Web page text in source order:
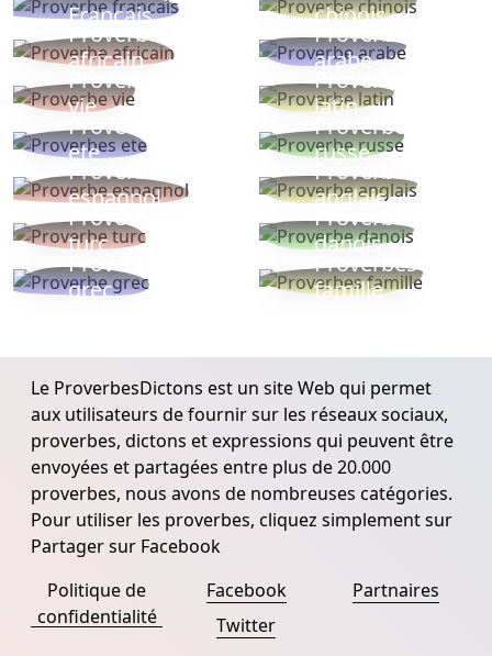
Français
chinois
Proverbe
africain
Proverbe
arabe
Proverbe
vie
Proverbe
latin
Proverbes
ete
Proverbe
russe
Proverbe
espagnol
Proverbe
anglais
Proverbe
turc
Proverbe
danois
Proverbe
grec
Proverbes
famille
Le ProverbesDictons est un site Web qui permet
aux utilisateurs de fournir sur les réseaux sociaux,
proverbes, dictons et expressions qui peuvent être
envoyées et partagées entre plus de 20.000
proverbes, nous avons de nombreuses catégories.
Pour utiliser les proverbes, cliquez simplement sur
Partager sur Facebook
Politique de
confidentialité
Facebook
Twitter
Partnaires